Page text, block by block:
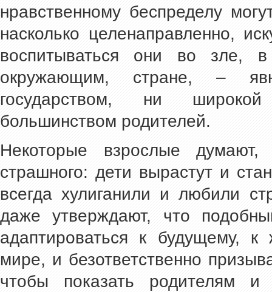
нравственному беспределу
насколько целенаправленно,
воспитываться они во зле,
окружающим, стране, –
государством, ни
большинством родителей.
Некоторые взрослые
страшного: дети вырастут и
всегда хулиганили и любили
даже утверждают, что
адаптироваться к будущему,
мире, и безответственно
чтобы показать родителям и